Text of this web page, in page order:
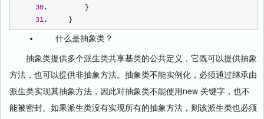
30.         }
31.     }
什么是抽象类？
抽象类提供多个派生类共享基类的公共定义，它既可以提供抽象
方法，也可以提供非抽象方法。抽象类不能实例化，必须通过继承由
派生类实现其抽象方法，因此对抽象类不能使用new 关键字，也不
能被密封。如果派生类没有实现所有的抽象方法，则该派生类也必须